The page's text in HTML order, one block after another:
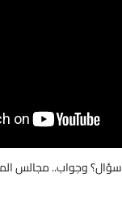
سؤال؟ وجواب.. مجالس